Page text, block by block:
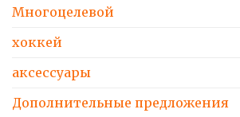
Многоцелевой
хоккей
аксессуары
Дополнительные предложения